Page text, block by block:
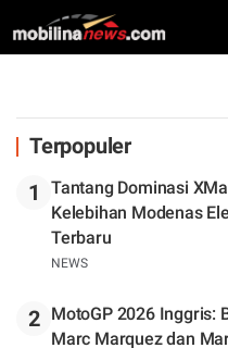
Rekor Kecepatan
Terpopuler
1
Tantang Dominasi
Kelebihan Modenas
Terbaru
NEWS
2
MotoGP 2026 Inggris:
Marc Marquez dan